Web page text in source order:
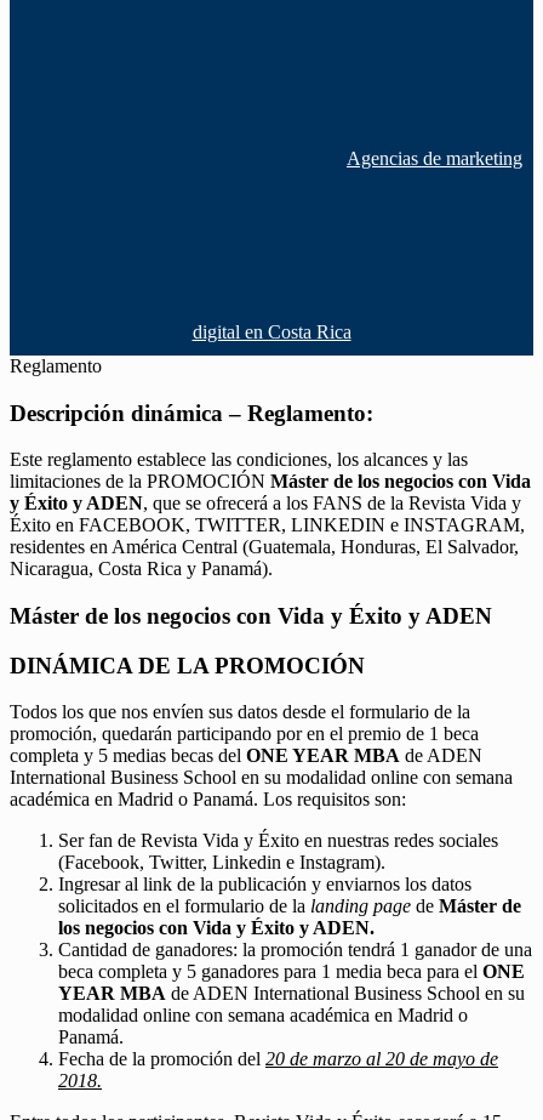
Agencias de marketing
digital en Costa Rica
Reglamento
Descripción dinámica – Reglamento:
Este reglamento establece las condiciones, los alcances y las
limitaciones de la PROMOCIÓN Máster de los negocios con Vida
y Éxito y ADEN, que se ofrecerá a los FANS de la Revista Vida y
Éxito en FACEBOOK, TWITTER, LINKEDIN e INSTAGRAM,
residentes en América Central (Guatemala, Honduras, El Salvador,
Nicaragua, Costa Rica y Panamá).
Máster de los negocios con Vida y Éxito y ADEN
DINÁMICA DE LA PROMOCIÓN
Todos los que nos envíen sus datos desde el formulario de la
promoción, quedarán participando por en el premio de 1 beca
completa y 5 medias becas del ONE YEAR MBA de ADEN
International Business School en su modalidad online con semana
académica en Madrid o Panamá. Los requisitos son:
Ser fan de Revista Vida y Éxito en nuestras redes sociales
(Facebook, Twitter, Linkedin e Instagram).
Ingresar al link de la publicación y enviarnos los datos
solicitados en el formulario de la landing page de Máster de
los negocios con Vida y Éxito y ADEN.
Cantidad de ganadores: la promoción tendrá 1 ganador de una
beca completa y 5 ganadores para 1 media beca para el ONE
YEAR MBA de ADEN International Business School en su
modalidad online con semana académica en Madrid o
Panamá.
Fecha de la promoción del 20 de marzo al 20 de mayo de
2018.